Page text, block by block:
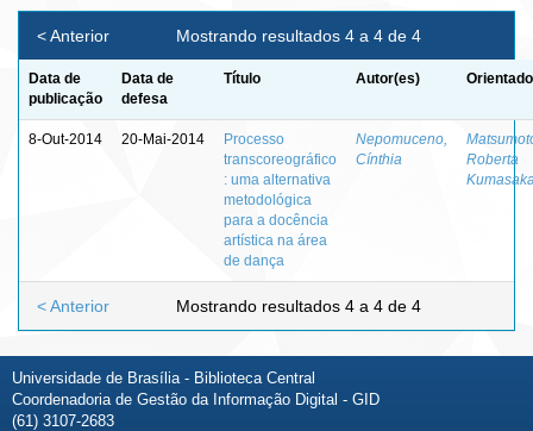
Mostrando resultados 4 a 4 de 4
< Anterior
Data de
publicação
Data de
defesa
Título Autor(es)
8-Out-2014 20-Mai-2014
Processo
transcoreográfico
: uma alternativa
metodológica
para a docência
artística na área
de dança
Nepomuceno,
Cínthia
Roberta
Mostrando resultados 4 a 4 de 4
< Anterior
Universidade de Brasília - Biblioteca Central
Coordenadoria de Gestão da Informação Digital - GID
(61) 3107-2683